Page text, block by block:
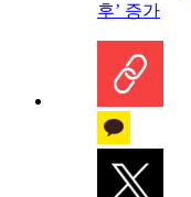
후’ 증가